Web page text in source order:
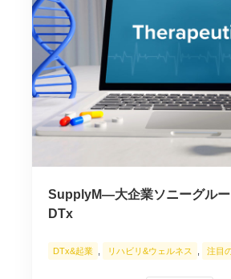
SupplyM―大企業ソニーグル
DTx
DTx&起業 リハビリ&ウェルネス 注目